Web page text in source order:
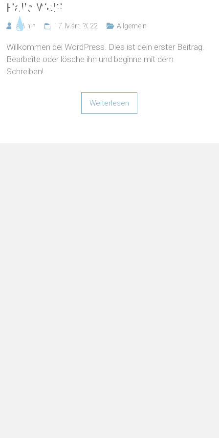
Zum
springen
Hallo Welt!
admin 17. März 2022 Allgemein
Willkommen bei WordPress. Dies ist dein erster Beitrag.
Bearbeite oder lösche ihn und beginne mit dem
Schreiben!
Weiterlesen